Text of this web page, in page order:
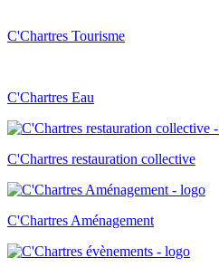
C'Chartres Tourisme
C'Chartres Eau
C'Chartres restauration collective
C'Chartres Aménagement